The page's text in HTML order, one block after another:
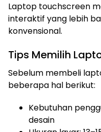
Laptop touchscreen
interaktif yang lebih
konvensional.
Tips Memilih
Sebelum membeli
beberapa hal berikut:
Kebutuhan
desain